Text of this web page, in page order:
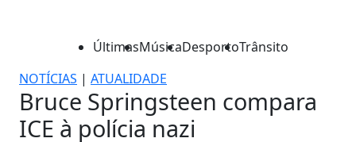
ÚltimasMúsicaDesportoTrânsito
NOTÍCIAS | ATUALIDADE
Bruce Springsteen compara
ICE à polícia nazi